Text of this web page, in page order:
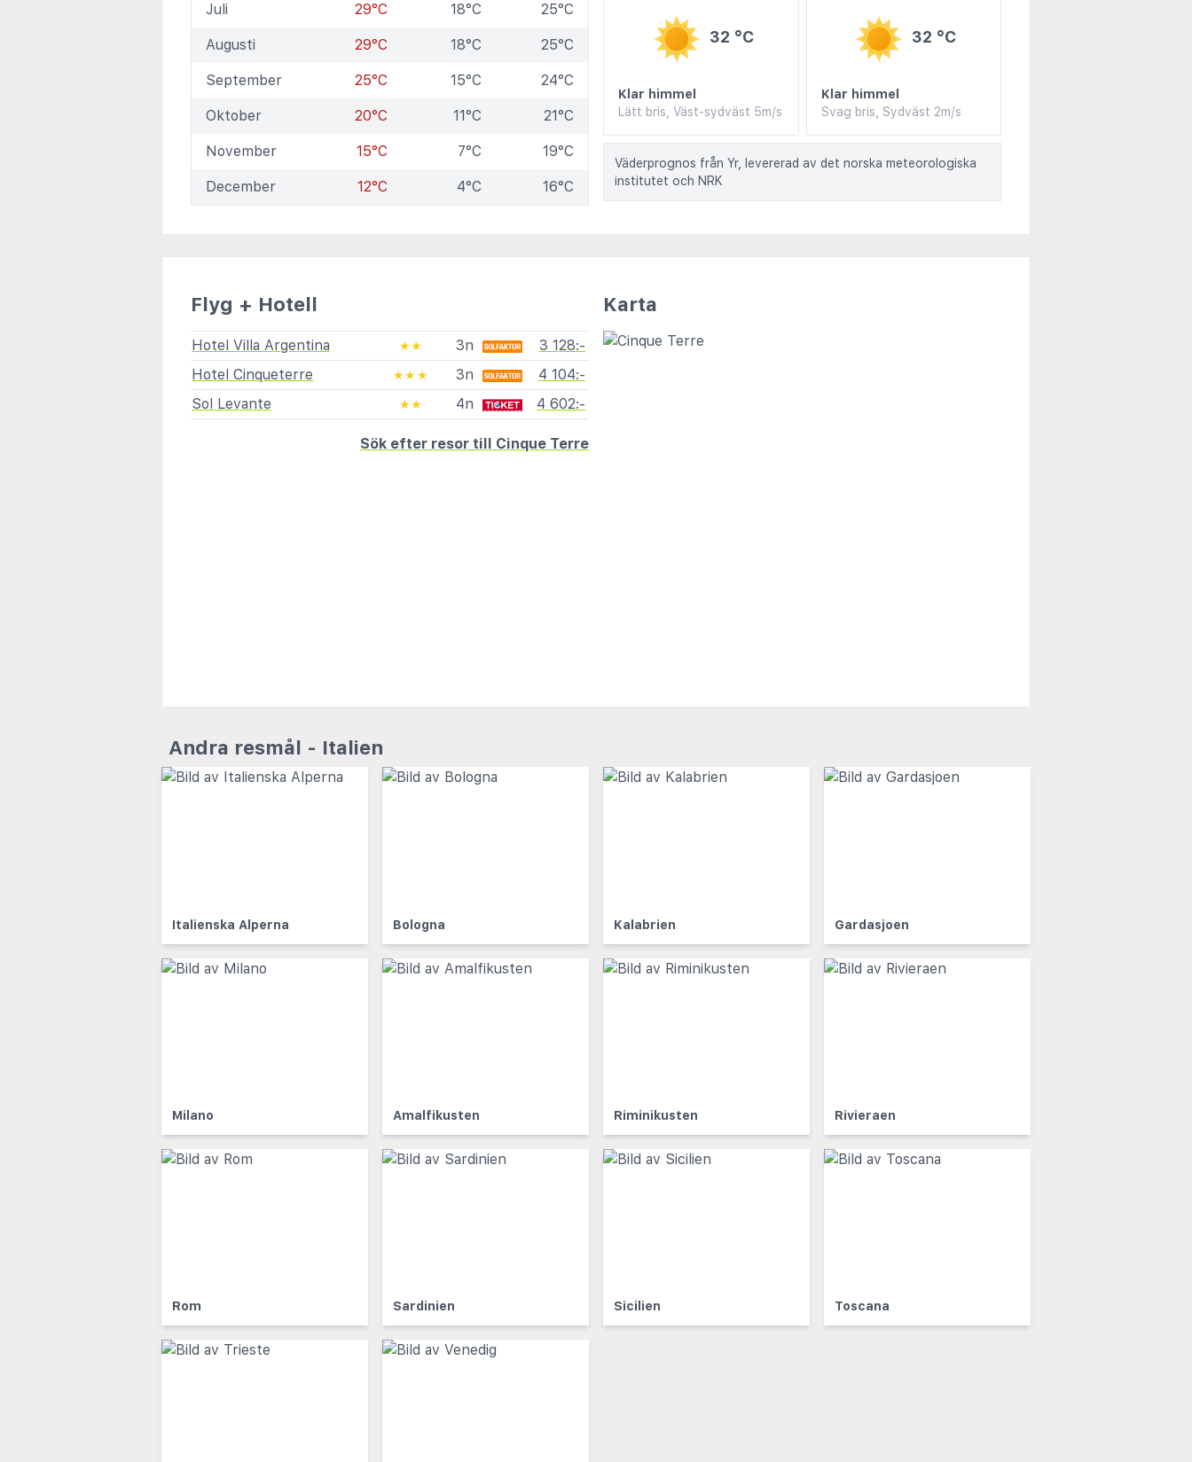
Juli 29°C 18°C 25°C
Augusti 29°C 18°C 25°C
September 25°C 15°C 24°C
Oktober 20°C 11°C 21°C
November 15°C 7°C 19°C
December 12°C 4°C 16°C
32 °C
Klar himmel
Lätt bris, Väst-sydväst 5m/s
32 °C
Klar himmel
Svag bris, Sydväst 2m/s
Väderprognos från Yr, levererad av det norska meteorologiska
institutet och NRK
Flyg + Hotell
Hotel Villa Argentina ★★ 3n
3 128:-
Hotel Cinqueterre
★★★ 3n
4 104:-
Sol Levante
★★ 4n 4 602:-
Sök efter resor till Cinque Terre
Karta
Andra resmål - Italien
Italienska Alperna Bologna Kalabrien Gardasjoen
Milano Amalfikusten Riminikusten Rivieraen
Rom Sardinien Sicilien Toscana